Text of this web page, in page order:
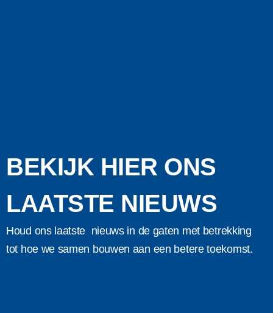
BEKIJK HIER ONS
LAATSTE NIEUWS
Houd ons laatste nieuws in de gaten met betrekking
tot hoe we samen bouwen aan een betere toekomst.